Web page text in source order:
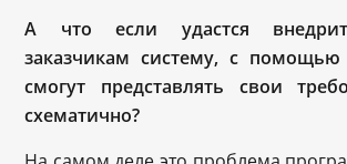
А что если удастся
заказчикам систему, с
смогут представлять свои
схематично?